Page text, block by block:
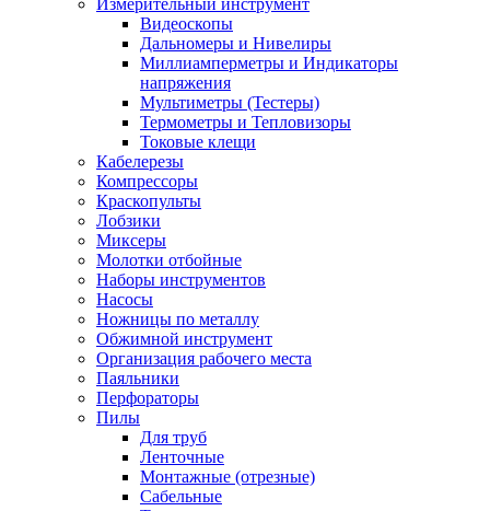
Измерительный инструмент
Видеоскопы
Дальномеры и Нивелиры
Миллиамперметры и Индикаторы
напряжения
Мультиметры (Тестеры)
Термометры и Тепловизоры
Токовые клещи
Кабелерезы
Компрессоры
Краскопульты
Лобзики
Миксеры
Молотки отбойные
Наборы инструментов
Насосы
Ножницы по металлу
Обжимной инструмент
Организация рабочего места
Паяльники
Перфораторы
Пилы
Для труб
Ленточные
Монтажные (отрезные)
Сабельные